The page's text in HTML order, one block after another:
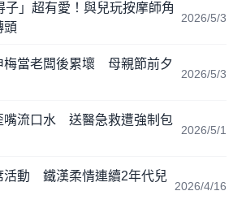
子」超有愛！與兒玩按摩師角
頭
2026/5/3
梅當老闆後累壞 母親節前夕
2026/5/3
嘴流口水 送醫急救遭強制包
2026/5/1
活動 鐵漢柔情連續2年代兒
2026/4/16